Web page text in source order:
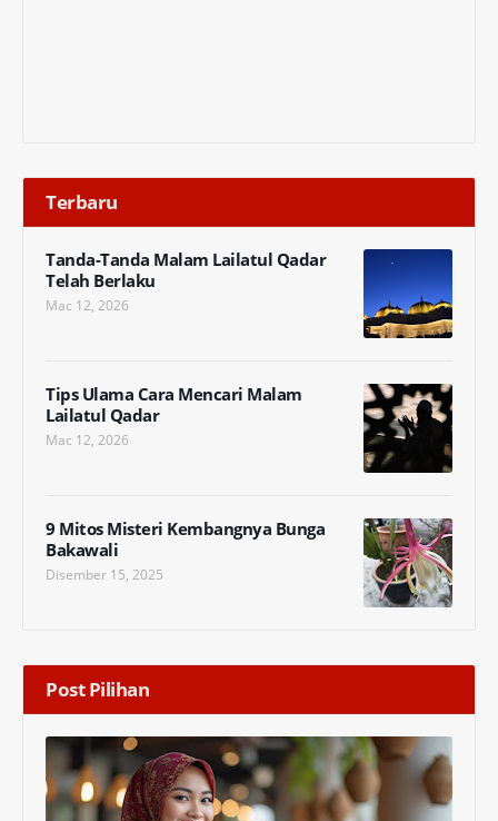
Terbaru
Tanda-Tanda Malam Lailatul Qadar
Telah Berlaku
Mac 12, 2026
Tips Ulama Cara Mencari Malam
Lailatul Qadar
Mac 12, 2026
9 Mitos Misteri Kembangnya Bunga
Bakawali
Disember 15, 2025
Post Pilihan